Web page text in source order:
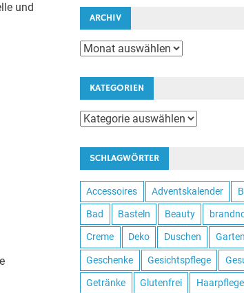
und
ARCHIV
Archiv
KATEGORIEN
Kategorien
SCHLAGWÖRTER
Accessoires Adventskalender
Bad Basteln Beauty
Creme Deko Duschen Garten
Geschenke Gesichtspflege
Getränke Glutenfrei Haarpflege